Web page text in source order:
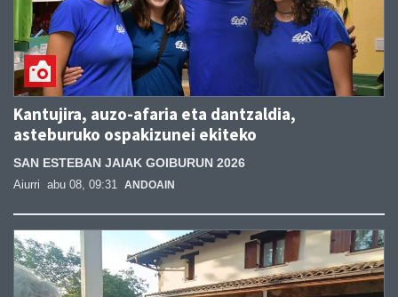
Kantujira, auzo-afaria eta dantzaldia,
asteburuko ospakizunei ekiteko
SAN ESTEBAN JAIAK GOIBURUN 2026
Aiurri abu 08, 09:31 ANDOAIN